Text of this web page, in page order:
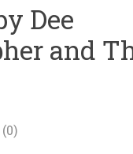
Dee
and
dit product is
(0)